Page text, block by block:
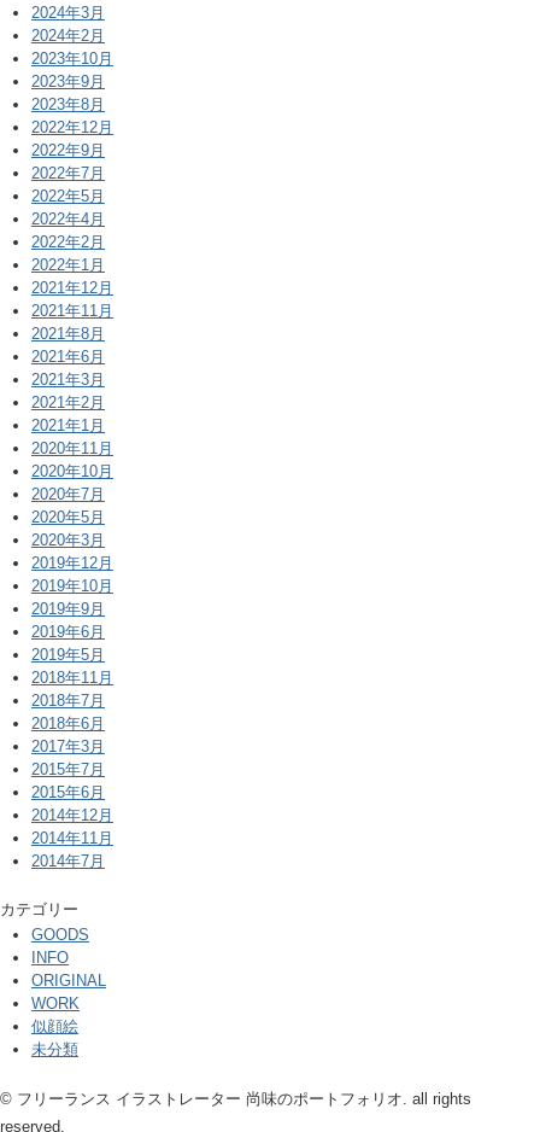
2024年3月
2024年2月
2023年10月
2023年9月
2023年8月
2022年12月
2022年9月
2022年7月
2022年5月
2022年4月
2022年2月
2022年1月
2021年12月
2021年11月
2021年8月
2021年6月
2021年3月
2021年2月
2021年1月
2020年11月
2020年10月
2020年7月
2020年5月
2020年3月
2019年12月
2019年10月
2019年9月
2019年6月
2019年5月
2018年11月
2018年7月
2018年6月
2017年3月
2015年7月
2015年6月
2014年12月
2014年11月
2014年7月
カテゴリー
GOODS
INFO
ORIGINAL
WORK
似顔絵
未分類
© フリーランス イラストレーター 尚味のポートフォリオ. all rights
reserved.